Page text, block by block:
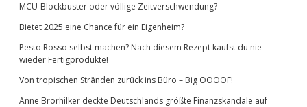
MCU-Blockbuster oder völlige Zeitverschwendung?
Bietet 2025 eine Chance für ein Eigenheim?
Pesto Rosso selbst machen? Nach diesem Rezept kaufst du nie
wieder Fertigprodukte!
Von tropischen Stränden zurück ins Büro – Big OOOOF!
Anne Brorhilker deckte Deutschlands größte Finanzskandale auf